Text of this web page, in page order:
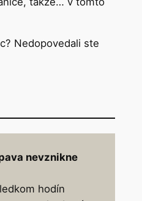
Nedopovedali ste
nevznikne
hodín